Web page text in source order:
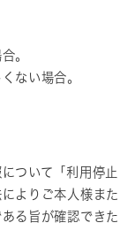
。
ない場合。
ついて「利用停止
よりご本人様また
る旨が確認できた